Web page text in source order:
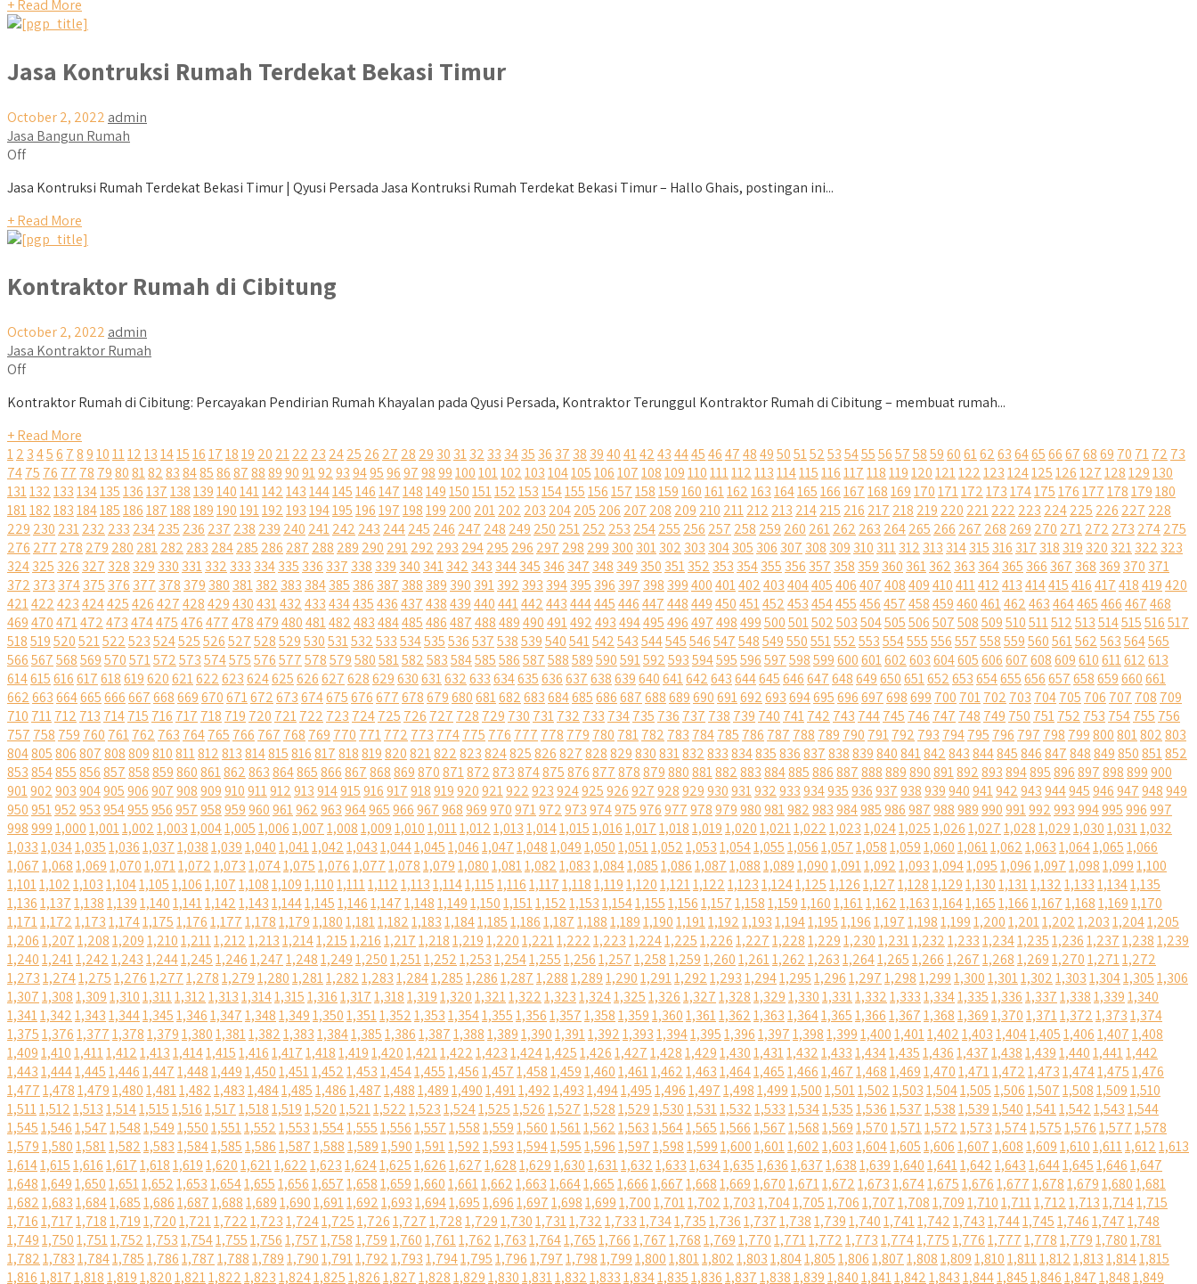
+ Read More
Jasa Kontruksi Rumah Terdekat Bekasi Timur
October 2, 2022 admin
Jasa Bangun Rumah
Off
Jasa Kontruksi Rumah Terdekat Bekasi Timur | Qyusi Persada Jasa Kontruksi Rumah Terdekat Bekasi Timur – Hallo Ghais, postingan ini...
+ Read More
Kontraktor Rumah di Cibitung
October 2, 2022 admin
Jasa Kontraktor Rumah
Off
Kontraktor Rumah di Cibitung: Percayakan Pendirian Rumah Khayalan pada Qyusi Persada, Kontraktor Terunggul Kontraktor Rumah di Cibitung – membuat rumah...
+ Read More
12 3456 78910111213141516171819 20 2122 23 2425 26 27 28 29 30 3132 33 3435 36 37 38 39404142434445464748495051525354555657585960616263646566676869 70 7172 73
7475 76 77 78 798081828384858687888990919293949596979899100101102103104105106107108109110111112113114115116117118119120121122123124125126127128129130
131132133134135136137138139140141142143144145146147148149150151152153154155156157158159160161162163164165166167168169170171172173174175176177178179180
181182183184185186187188189190191192193194195196197198199 200 201202 203 204205 206 207 208 209 210 211212 213 214215 216 217 218 219 220 221222 223 224225 226 227 228
229 230 231232 233 234235 236 237 238 239 240 241242 243 244245 246 247 248 249 250 251252 253 254255 256 257 258 259 260 261262 263 264265 266 267 268 269 270 271272 273 274275
276 277 278 279 280 281282 283 284285 286 287 288 289 290 291292 293 294295 296 297 298 299 300 301302 303 304305 306 307 308 309 310 311312 313 314315 316 317 318 319 320 321322 323
324325 326 327 328 329 330 331332 333 334335 336 337 338 339 340 341342 343 344345 346 347 348 349 350 351352 353 354355 356 357 358 359 360 361362 363 364365 366 367 368 369 370 371
372 373 374375 376 377 378 379 380 381382 383 384385 386 387 388 389 390 391392 393 394395 396 397 398 399400401402403404405406407408409410411412413414415416417418419420
421422423424425426427428429430431432433434435436437438439440441442443444445446447448449450451452453454455456457458459460461462463464465466467468
469470471472473474475476477478479480481482483484485486487488489490491492493494495496497498499500501502503504505506507508509510511512513514515516517
518519520521522523524525526527528529530531532533534535536537538539540541542543544545546547548549550551552553554555556557558559560561562563564565
566567568569570571572573574575576577578579580581582583584585586587588589590591592593594595596597598599600601602603604605606607608609610611612613
614615616617618619620621622623624625626627628629630631632633634635636637638639640641642643644645646647648649650651652653654655656657658659660661
662663664665666667668669670671672673674675676677678679680681682683684685686687688689690691692693694695696697698699 700 701702 703 704705 706 707 708 709
710 711712 713 714715 716 717 718 719 720 721722 723 724725 726 727 728 729 730 731732 733 734735 736 737 738 739 740 741742 743 744745 746 747 748 749 750 751752 753 754755 756
757 758 759 760 761762 763 764765 766 767 768 769 770 771772 773 774775 776 777 778 779 780 781782 783 784785 786 787 788 789 790 791792 793 794795 796 797 798 799800801802803
804805806807808809810811812813814815816817818819820821822823824825826827828829830831832833834835836837838839840841842843844845846847848849850851852
853854855856857858859860861862863864865866867868869870871872873874875876877878879880881882883884885886887888889890891892893894895896897898899900
901902903904905906907908909910911912913914915916917918919920921922923924925926927928929930931932933934935936937938939940941942943944945946947948949
950951952953954955956957958959960961962963964965966967968969970971972973974975976977978979980981982983984985986987988989990991992993994995996997
9989991,0001,0011,0021,0031,0041,0051,0061,0071,0081,0091,0101,0111,0121,0131,0141,0151,0161,0171,0181,0191,0201,0211,0221,0231,0241,0251,0261,0271,0281,0291,0301,0311,032
1,0331,0341,0351,0361,0371,0381,0391,0401,0411,0421,0431,0441,0451,0461,0471,0481,0491,0501,0511,0521,0531,0541,0551,0561,0571,0581,0591,0601,0611,0621,0631,0641,0651,066
1,0671,0681,0691,0701,0711,0721,0731,0741,0751,0761,0771,0781,0791,0801,0811,0821,0831,0841,0851,0861,0871,0881,0891,0901,0911,0921,0931,0941,0951,0961,0971,0981,0991,100
1,1011,1021,1031,1041,1051,1061,1071,1081,1091,1101,1111,1121,1131,1141,1151,1161,1171,1181,1191,1201,1211,1221,1231,1241,1251,1261,1271,1281,1291,1301,1311,1321,1331,1341,135
1,1361,1371,1381,1391,1401,1411,1421,1431,1441,1451,1461,1471,1481,1491,1501,1511,1521,1531,1541,1551,1561,1571,1581,1591,1601,1611,1621,1631,1641,1651,1661,1671,1681,1691,170
1,1711,1721,1731,1741,1751,1761,1771,1781,1791,1801,1811,1821,1831,1841,1851,1861,1871,1881,1891,1901,1911,1921,1931,1941,1951,1961,1971,1981,1991,2001,2011,2021,2031,2041,205
1,2061,2071,2081,2091,2101,2111,2121,2131,2141,2151,2161,2171,2181,2191,2201,2211,2221,2231,2241,2251,2261,2271,2281,2291,2301,2311,2321,2331,2341,2351,2361,2371,2381,239
1,2401,2411,2421,2431,2441,2451,2461,2471,2481,2491,2501,2511,2521,2531,2541,2551,2561,2571,2581,2591,2601,2611,2621,2631,2641,2651,2661,2671,2681,2691,2701,2711,272
1,2731,2741,2751,2761,2771,2781,2791,2801,2811,2821,2831,2841,2851,2861,2871,2881,2891,2901,2911,2921,2931,2941,2951,2961,2971,2981,2991,3001,3011,3021,3031,3041,3051,306
1,3071,3081,3091,3101,3111,3121,3131,3141,3151,3161,3171,3181,3191,3201,3211,3221,3231,3241,3251,3261,3271,3281,3291,3301,3311,3321,3331,3341,3351,3361,3371,3381,3391,340
1,3411,3421,3431,3441,3451,3461,3471,3481,3491,3501,3511,3521,3531,3541,3551,3561,3571,3581,3591,3601,3611,3621,3631,3641,3651,3661,3671,3681,3691,3701,3711,3721,3731,374
1,3751,3761,3771,3781,3791,3801,3811,3821,3831,3841,3851,3861,3871,3881,3891,3901,3911,3921,3931,3941,3951,3961,3971,3981,3991,4001,4011,4021,4031,4041,4051,4061,4071,408
1,4091,4101,4111,4121,4131,4141,4151,4161,4171,4181,4191,4201,4211,4221,4231,4241,4251,4261,4271,4281,4291,4301,4311,4321,4331,4341,4351,4361,4371,4381,4391,4401,4411,442
1,4431,4441,4451,4461,4471,4481,4491,4501,4511,4521,4531,4541,4551,4561,4571,4581,4591,4601,4611,4621,4631,4641,4651,4661,4671,4681,4691,4701,4711,4721,4731,4741,4751,476
1,4771,4781,4791,4801,4811,4821,4831,4841,4851,4861,4871,4881,4891,4901,4911,4921,4931,4941,4951,4961,4971,4981,4991,5001,5011,5021,5031,5041,5051,5061,5071,5081,5091,510
1,5111,5121,5131,5141,5151,5161,5171,5181,5191,5201,5211,5221,5231,5241,5251,5261,5271,5281,5291,5301,5311,5321,5331,5341,5351,5361,5371,5381,5391,5401,5411,5421,5431,544
1,5451,5461,5471,5481,5491,5501,5511,5521,5531,5541,5551,5561,5571,5581,5591,5601,5611,5621,5631,5641,5651,5661,5671,5681,5691,5701,5711,5721,5731,5741,5751,5761,5771,578
1,5791,5801,5811,5821,5831,5841,5851,5861,5871,5881,5891,5901,5911,5921,5931,5941,5951,5961,5971,5981,5991,6001,6011,6021,6031,6041,6051,6061,6071,6081,6091,6101,6111,6121,613
1,6141,6151,6161,6171,6181,6191,6201,6211,6221,6231,6241,6251,6261,6271,6281,6291,6301,6311,6321,6331,6341,6351,6361,6371,6381,6391,6401,6411,6421,6431,6441,6451,6461,647
1,6481,6491,6501,6511,6521,6531,6541,6551,6561,6571,6581,6591,6601,6611,6621,6631,6641,6651,6661,6671,6681,6691,6701,6711,6721,6731,6741,6751,6761,6771,6781,6791,6801,681
1,6821,6831,6841,6851,6861,6871,6881,6891,6901,6911,6921,6931,6941,6951,6961,6971,6981,6991,7001,7011,7021,7031,7041,7051,7061,7071,7081,7091,7101,7111,7121,7131,7141,715
1,7161,7171,7181,7191,7201,7211,7221,7231,7241,7251,7261,7271,7281,7291,7301,7311,7321,7331,7341,7351,7361,7371,7381,7391,7401,7411,7421,7431,7441,7451,7461,7471,748
1,7491,7501,7511,7521,7531,7541,7551,7561,7571,7581,7591,7601,7611,7621,7631,7641,7651,7661,7671,7681,7691,7701,7711,7721,7731,7741,7751,7761,7771,7781,7791,7801,781
1,7821,7831,7841,7851,7861,7871,7881,7891,7901,7911,7921,7931,7941,7951,7961,7971,7981,7991,8001,8011,8021,8031,8041,8051,8061,8071,8081,8091,8101,8111,8121,8131,8141,815
1,8161,8171,8181,8191,8201,8211,8221,8231,8241,8251,8261,8271,8281,8291,8301,8311,8321,8331,8341,8351,8361,8371,8381,8391,8401,8411,8421,8431,8441,8451,8461,8471,8481,849